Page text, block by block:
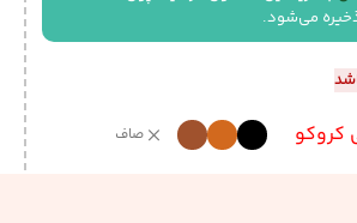
می‌شود.
صاف